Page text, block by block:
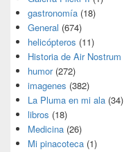
gastronomía (18)
General (674)
helicópteros (11)
Historia de Air Nostrum
humor(272)
imagenes (382)
La Pluma en mi ala (34)
libros (18)
Medicina (26)
Mi pinacoteca (1)